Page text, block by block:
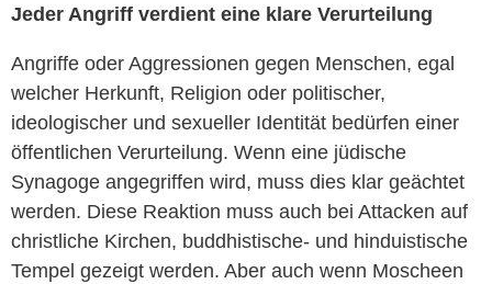
Jeder Angriff verdient eine klare Verurteilung
Angriffe oder Aggressionen gegen Menschen, egal
welcher Herkunft, Religion oder politischer,
ideologischer und sexueller Identität bedürfen einer
öffentlichen Verurteilung. Wenn eine jüdische
Synagoge angegriffen wird, muss dies klar geächtet
werden. Diese Reaktion muss auch bei Attacken auf
christliche Kirchen, buddhistische- und hinduistische
Tempel gezeigt werden. Aber auch wenn Moscheen